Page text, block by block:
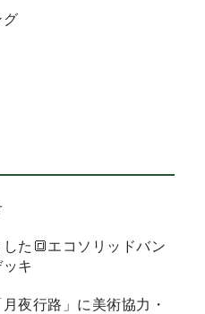
グ
した🔳エコソリッドバン
キ
夜行路」に美術協力・